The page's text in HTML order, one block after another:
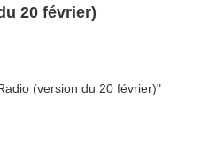
20 février)